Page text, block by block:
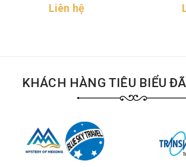
Liên hệ
KHÁCH HÀNG TIÊU BIỂU